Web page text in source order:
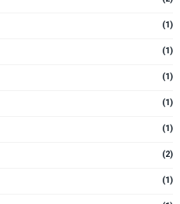
(1)
(1)
(1)
(1)
(1)
(2)
(1)